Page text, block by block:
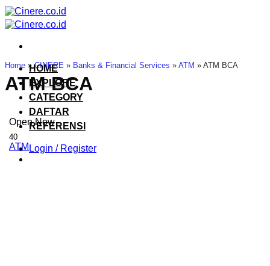
Skip
to
content
HOME
EXPLORE
CATEGORY
DAFTAR
REFERENSI
Login / Register
Home »CINERE » Banks & Financial Services » ATM » ATM BCA
ATM BCA
Open Now
40
ATM